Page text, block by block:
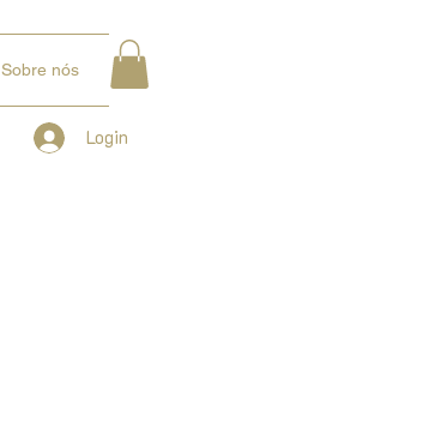
Sobre nós
Login